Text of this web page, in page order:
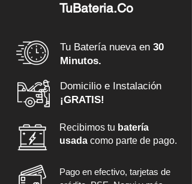
TuBateria.Co
Tu Batería nueva en 30
Minutos.
Domicilio e Instalación
¡GRATIS!
Recibimos tu batería
usada como parte de pago.
Pago en efectivo, tarjetas de